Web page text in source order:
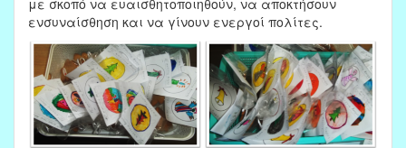
με σκοπό να ευαισθητοποιηθούν, να αποκτήσουν
ενσυναίσθηση και να γίνουν ενεργοί πολίτες.